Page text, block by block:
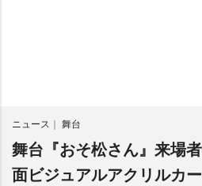
ニュース 舞台
舞台『おそ松さん』来場
面ビジュアルアクリルカ